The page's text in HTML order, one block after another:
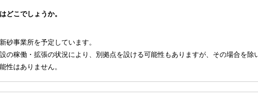
どこでしょうか。
砂事業所を予定しています。
の稼働・拡張の状況により、別拠点を設ける可能性もありますが、その場合を除
性はありません。